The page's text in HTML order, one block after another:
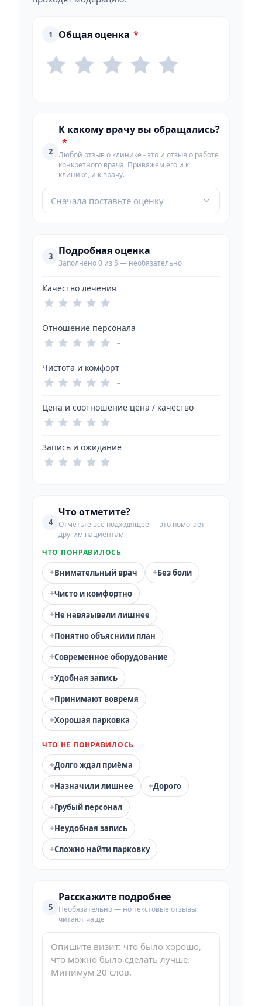
1 Общая оценка *
2
К какому врачу вы обращались?
*
Любой отзыв о клинике - это и отзыв о работе
конкретного врача. Привяжем его и к
клинике, и к врачу.
Сначала поставьте оценку
3 Подробная оценка
Заполнено 0 из 5 — необязательно
Качество лечения
–
Отношение персонала
–
Чистота и комфорт
–
Цена и соотношение цена / качество
–
Запись и ожидание
–
4
Что отметите?
Отметьте всё подходящее — это помогает
другим пациентам
ЧТО ПОНРАВИЛОСЬ
+Внимательный врач +Без боли
+Чисто и комфортно
+Не навязывали лишнее
+Понятно объяснили план
+Современное оборудование
+Удобная запись
+Принимают вовремя
+Хорошая парковка
ЧТО НЕ ПОНРАВИЛОСЬ
+Долго ждал приёма
+Назначили лишнее +Дорого
+Грубый персонал
+Неудобная запись
+Сложно найти парковку
5
Расскажите подробнее
Необязательно — но текстовые отзывы
читают чаще